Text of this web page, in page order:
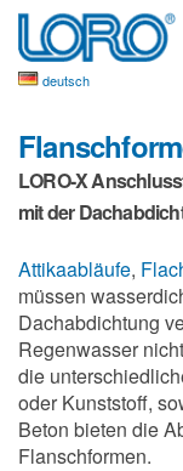
deutsch
LORO-X
mit der
Attikaabläufe,
müssen
Dachabdichtung
Regenwasser
die
oder Kunststoff,
Beton bieten die
Flanschformen.